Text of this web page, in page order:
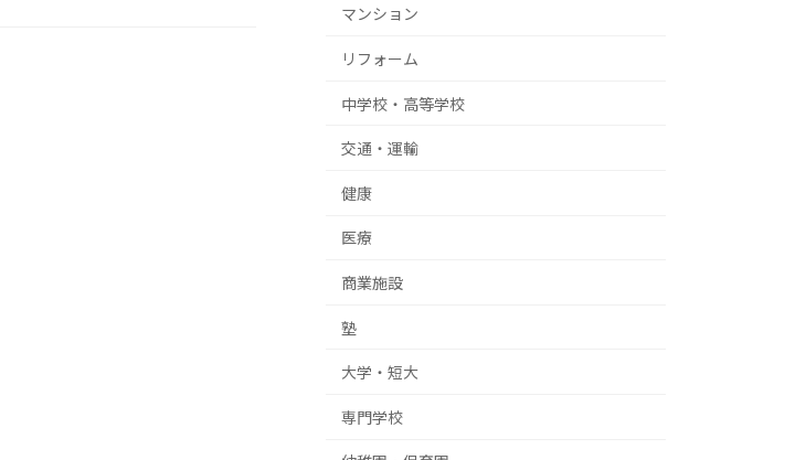
マンション
リフォーム
中学校・高等学校
交通・運輸
健康
医療
商業施設
塾
大学・短大
専門学校